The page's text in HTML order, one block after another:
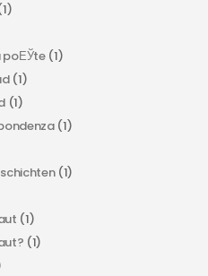
poЕЎte(1)
(1)
(1)
(1)
(1)
(1)
(1)